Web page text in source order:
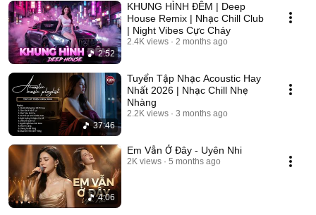
2:52
KHUNG HÌNH ĐÊM | Deep
House Remix | Nhạc Chill Club
| Night Vibes Cực Cháy
2.4K views 2 months ago
37:46
Tuyển Tập Nhạc Acoustic Hay
Nhất 2026 | Nhạc Chill Nhẹ
Nhàng
2.2K views 3 months ago
4:06
Em Vẫn Ở Đây - Uyên Nhi
2K views 5 months ago